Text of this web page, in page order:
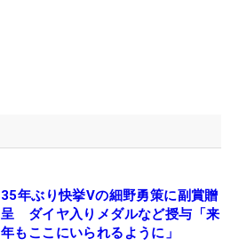
35年ぶり快挙Vの細野勇策に副賞贈
呈 ダイヤ入りメダルなど授与「来
年もここにいられるように」